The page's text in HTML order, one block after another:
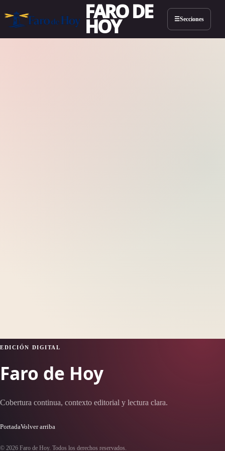
FARO DE
HOY ☰Secciones
EDICIÓN DIGITAL
Faro de Hoy
Cobertura continua, contexto editorial y lectura clara.
PortadaVolver arriba
© 2026 Faro de Hoy. Todos los derechos reservados.